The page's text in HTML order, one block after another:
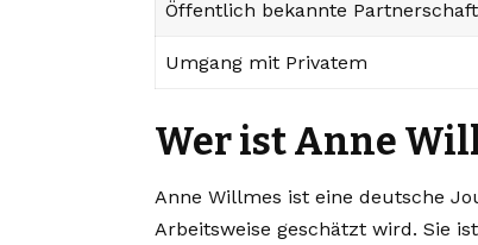
Öffentlich bekannte Partnerschaft
Umgang mit Privatem
Wer ist Anne
Anne Willmes ist eine deutsche
Arbeitsweise geschätzt wird. Sie